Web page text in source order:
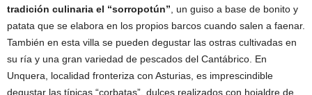
tradición culinaria el “sorropotún” , un guiso a base de bonito y
patata que se elabora en los propios barcos cuando salen a faenar.
También en esta villa se pueden degustar las ostras cultivadas en
su ría y una gran variedad de pescados del Cantábrico. En
Unquera, localidad fronteriza con Asturias, es imprescindible
degustar las típicas “corbatas”, dulces realizados con hojaldre de